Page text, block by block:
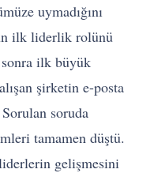
uymadığını
ilk liderlik rolünü
sonra ilk büyük
şirketin e-posta
soruda
tamamen düştü.
gelişmesini